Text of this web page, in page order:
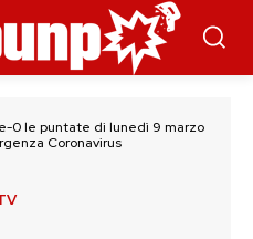
0 le puntate di lunedì 9 marzo
Coronavirus